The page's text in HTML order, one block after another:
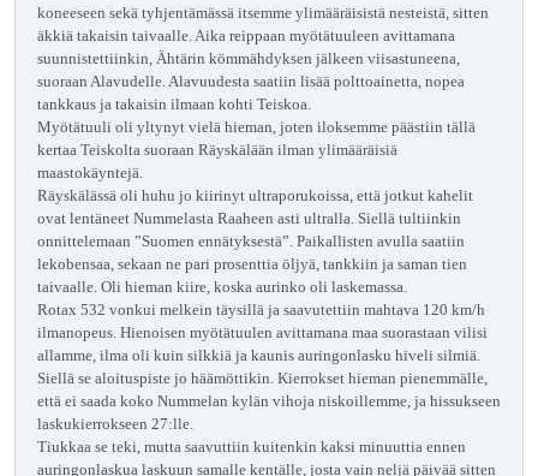
koneeseen sekä tyhjentämässä itsemme ylimääräisistä nesteistä, sitten
äkkiä takaisin taivaalle. Aika reippaan myötätuuleen avittamana
suunnistettiinkin, Ähtärin kömmähdyksen jälkeen viisastuneena,
suoraan Alavudelle. Alavuudesta saatiin lisää polttoainetta, nopea
tankkaus ja takaisin ilmaan kohti Teiskoa.
Myötätuuli oli yltynyt vielä hieman, joten iloksemme päästiin tällä
kertaa Teiskolta suoraan Räyskälään ilman ylimääräisiä
maastokäyntejä.
Räyskälässä oli huhu jo kiirinyt ultraporukoissa, että jotkut kahelit
ovat lentäneet Nummelasta Raaheen asti ultralla. Siellä tultiinkin
onnittelemaan ”Suomen ennätyksestä”. Paikallisten avulla saatiin
lekobensaa, sekaan ne pari prosenttia öljyä, tankkiin ja saman tien
taivaalle. Oli hieman kiire, koska aurinko oli laskemassa.
Rotax 532 vonkui melkein täysillä ja saavutettiin mahtava 120 km/h
ilmanopeus. Hienoisen myötätuulen avittamana maa suorastaan vilisi
allamme, ilma oli kuin silkkiä ja kaunis auringonlasku hiveli silmiä.
Siellä se aloituspiste jo häämöttikin. Kierrokset hieman pienemmälle,
että ei saada koko Nummelan kylän vihoja niskoillemme, ja hissukseen
laskukierrokseen 27:lle.
Tiukkaa se teki, mutta saavuttiin kuitenkin kaksi minuuttia ennen
auringonlaskua laskuun samalle kentälle, josta vain neljä päivää sitten